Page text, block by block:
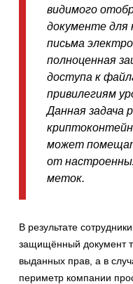
видимого
документе для
письма
полноценная
доступа к
привилегиям
Данная задача
может
от
меток.
В результате
защищённый документ
выданных прав, а в
периметр компании